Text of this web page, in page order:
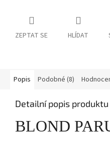
ZEPTAT SE HLÍDAT
Popis Podobné (8)
Detailní popis produktu
BLOND